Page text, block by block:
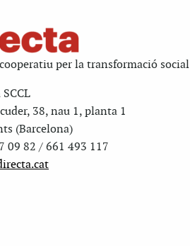
per la transformació social
38, nau 1, planta 1
(Barcelona)
09 82 / 661 493 117